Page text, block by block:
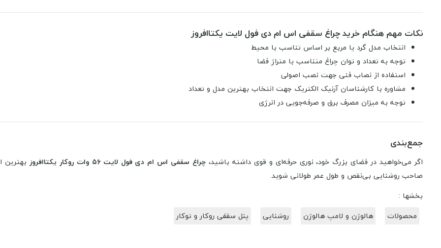
نکات مهم هنگام خرید چراغ سقفی اس ام دی فول لایت یکتاافروز
انتخاب مدل گرد یا مربع بر اساس تناسب با محیط
توجه به تعداد و توان چراغ متناسب با متراژ فضا
استفاده از نصاب فنی جهت نصب اصولی
مشاوره با کارشناسان آرنیک الکتریک جهت انتخاب بهترین مدل و تعداد
توجه به میزان مصرف برق و صرفه‌جویی در انرژی
جمع‌بندی
اگر می‌خواهید در فضای بزرگ خود، نوری حرفه‌ای و قوی داشته باشید، چراغ سقفی اس ام دی فول لایت ۵۶ وات روکار یکتاافروز
صاحب روشنایی بی‌نقص و طول عمر طولانی شوید.
بخشها :
محصولات
هالوژن و لامپ هالوژن روشنایی پنل سقفی روکار و توکار